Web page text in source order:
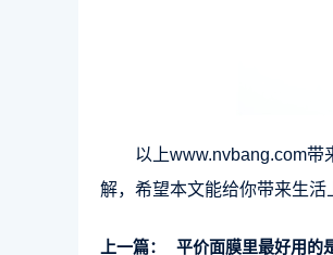
以上www.nvbang.com带
解，希望本文能给你带来生活
上一篇： 平价面膜里最好用的是哪